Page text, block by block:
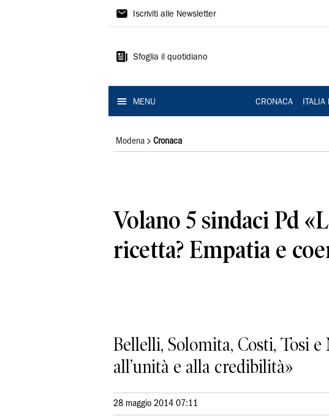
Gazzetta
Modena
Iscriviti alle Newsletter
Sfoglia il quotidiano
MENU CRONACA ITALIA
Modena Cronaca
Volano 5 sindaci Pd
ricetta? Empatia e
Bellelli, Solomita, Costi, Tosi
all’unità e alla credibilità»
28 maggio 2014 07:11